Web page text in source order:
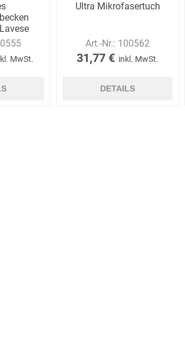
MwSt.
Ultra Mikrofasertuch
Art.-Nr.: 100562
31,77 € inkl. MwSt.
DETAILS